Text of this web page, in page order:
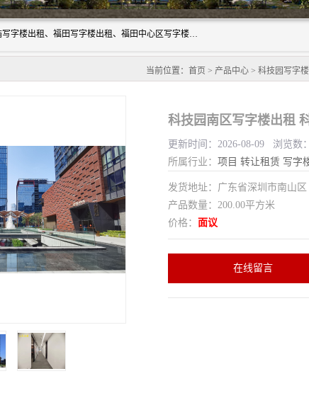
深圳鑫企通投资发展有限公司主营业务：宝安写字楼出租、车公庙写字楼出租、福田写字楼出租、福田中心区写字楼出租、光明写字楼出租、后海写字楼出租、科技园写字楼出租、南山写字楼出租等。公司专注为写字楼提供整体解决方案的化服务，依托于长期的写字楼线下运营经验和积累，以及丰富的互联网从业经验，拥有完善的服务架构体系、丰富的行业经验、与充分的销售资源。
当前位置： 首页 > 产品中心 > 科技园写字
科技园南区写字楼出租
更新时间：2026-08-09 浏览数
所属行业： 项目 转让租赁 写字
发货地址：广东省深圳市南山区
产品数量：200.00平方米
价格： 面议
在线留言